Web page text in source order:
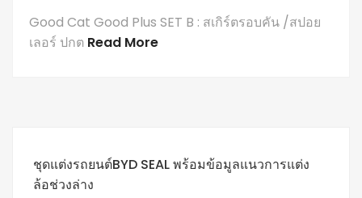
Good Cat Good Plus SET B : สเกิร์ตรอบคัน /สปอย
เลอร์ ปกต Read More
ชุดแต่งรถยนต์BYD SEAL พร้อมข้อมูลแนวการแต่ง
ล้อช่วงล่าง